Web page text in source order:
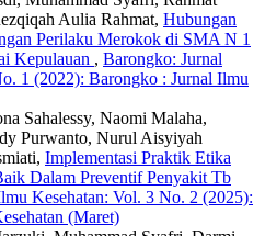
Aulia Rahmat, Hubungan
Perilaku Merokok di SMA N 1
Kepulauan , Barongko: Jurnal
1 (2022): Barongko : Jurnal Ilmu
Sahalessy, Naomi Malaha,
Purwanto, Nurul Aisyiyah
Implementasi Praktik Etika
Dalam Preventif Penyakit Tb
Kesehatan: Vol. 3 No. 2 (2025):
(Maret)